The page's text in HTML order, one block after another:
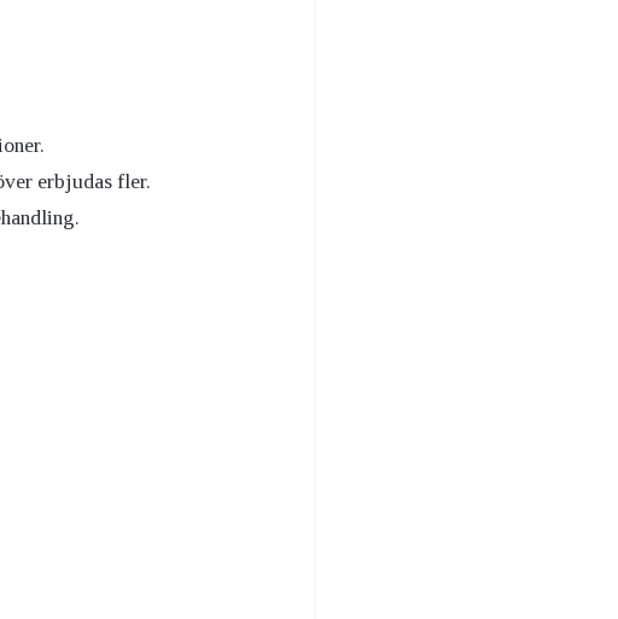
erbjudas fler.